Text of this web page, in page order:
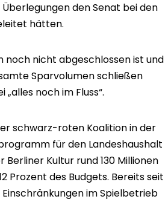
den Senat bei den
hätten.
noch nicht abgeschlossen ist und
Sparvolumen schließen
noch im Fluss“.
schwarz-roten Koalition in der
für den Landeshaushalt
Kultur rund 130 Millionen
Prozent des Budgets. Bereits seit
im Spielbetrieb